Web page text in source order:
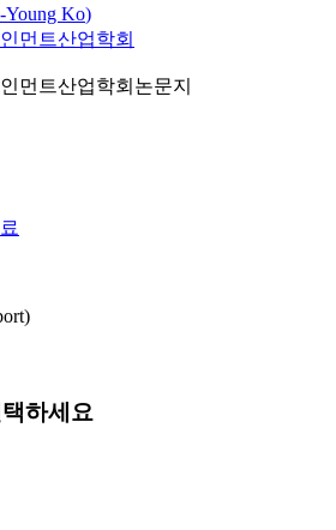
Young Ko)
먼트산업학회
먼트산업학회논문지
하세요